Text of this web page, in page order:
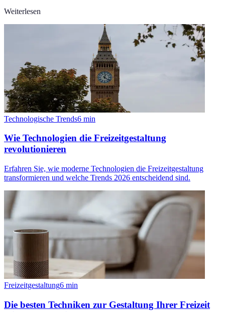
Weiterlesen
Technologische Trends6 min
Wie Technologien die Freizeitgestaltung
revolutionieren
Erfahren Sie, wie moderne Technologien die Freizeitgestaltung
transformieren und welche Trends 2026 entscheidend sind.
Freizeitgestaltung6 min
Die besten Techniken zur Gestaltung Ihrer Freizeit